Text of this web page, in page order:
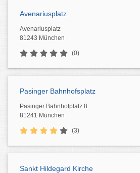
Avenariusplatz
Avenariusplatz
81243 München
(0)
Pasinger Bahnhofsplatz
Pasinger Bahnhofplatz 8
81241 München
(3)
Sankt Hildegard Kirche